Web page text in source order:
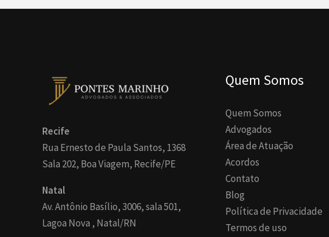
Recife
Rua Ernesto de Paula Santos, 1368
Sala 202, Boa Viagem, Recife/PE
Natal
Av. Antônio Basílio, 3006, sala 501,
Lagoa Nova , Natal/RN
Quem Somos
Quem Somos
Advogados
Área de Atuação
Acordos
Contato
Blog
Política de Privacidade
Termos de uso